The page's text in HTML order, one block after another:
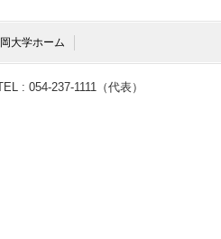
[内容] 市民開放授
[5]. 出張講義 大学
[備考] 出張先（浜
大学ホーム
: 054-237-1111（代表）